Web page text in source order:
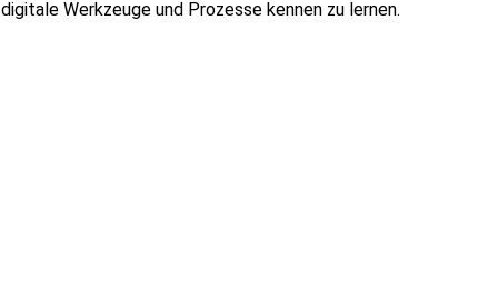
Werkzeuge und Prozesse kennen zu lernen.